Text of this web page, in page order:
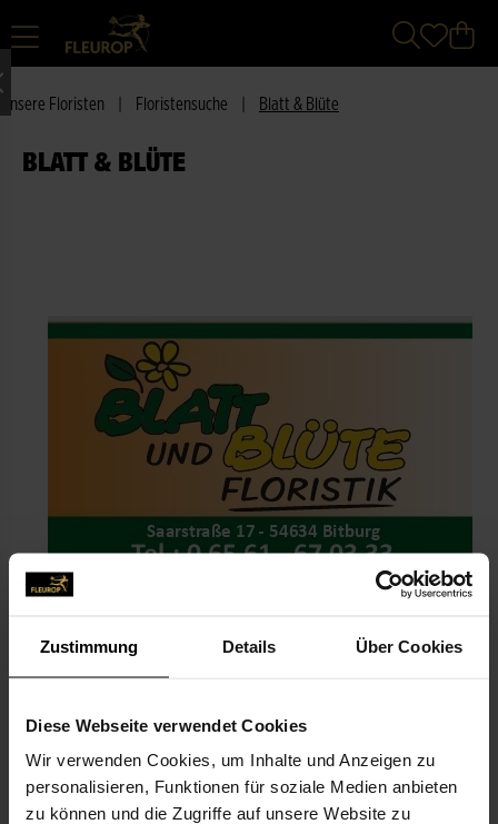
Zustimmung Details Über Cookies
Diese Webseite verwendet Cookies
Wir verwenden Cookies, um Inhalte und Anzeigen zu
personalisieren, Funktionen für soziale Medien anbieten
zu können und die Zugriffe auf unsere Website zu
Unsere Floristen Floristensuche Blatt & Blüte
BLATT & BLÜTE
KONTAKT
Blatt & Blüte
Keil Nadine